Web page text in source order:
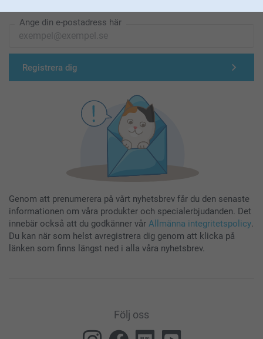
Ange din e-postadress här
Registrera dig
Genom att prenumerera på vårt nyhetsbrev får du den senaste
informationen om våra produkter och specialerbjudanden. Det
innebär också att du godkänner vår Allmänna integritetspolicy.
Du kan när som helst avregistrera dig genom att klicka på
länken som finns längst ned i alla våra nyhetsbrev.
Följ oss